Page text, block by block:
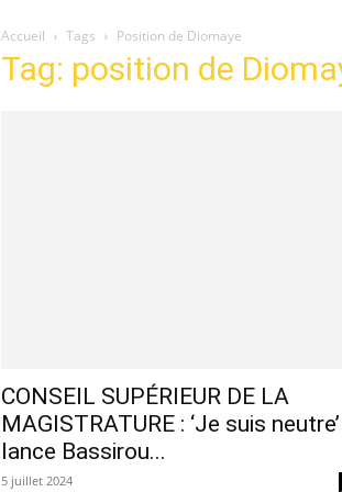
Accueil Tags Position de Diomaye
Tag: position de
CONSEIL SUPÉRIEUR DE LA
MAGISTRATURE : ‘Je suis neutre’
lance Bassirou...
5 juillet 2024